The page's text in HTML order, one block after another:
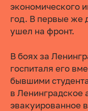
экономического
год. В первые же
ушел на фронт.
В боях за
госпиталя его
бывшими
в Ленинградское
эвакуированное